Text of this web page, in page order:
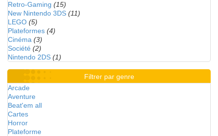
Retro-Gaming (15)
New Nintendo 3DS (11)
LEGO (5)
Plateformes (4)
Cinéma (3)
Société (2)
Nintendo 2DS (1)
Filtrer par genre
Arcade
Aventure
Beat'em all
Cartes
Horror
Plateforme